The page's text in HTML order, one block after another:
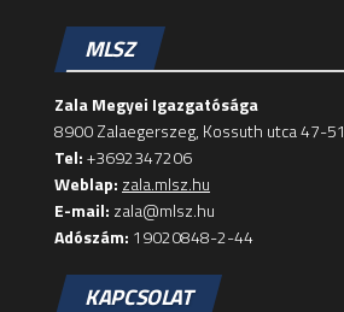
MLSZ
Zala Megyei Igazgatósága
8900 Zalaegerszeg, Kossuth utca 47-
Tel:+3692347206
Weblap: zala.mlsz.hu
E-mail: zala@mlsz.hu
Adószám: 19020848-2-44
KAPCSOLAT